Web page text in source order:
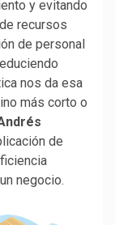
y evitando
recursos
de personal
nos da esa
más corto o
de
negocio.